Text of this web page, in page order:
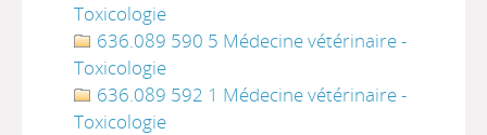
Toxicologie
636.089 590 5 Médecine vétérinaire -
Toxicologie
636.089 592 1 Médecine vétérinaire -
Toxicologie